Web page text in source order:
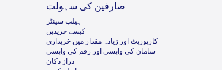
صارفین کی سہولت
ہیلپ سینٹر
کیسے خریدیں
کارپوریٹ اور زیادہ مقدار میں خریداری
سامان کی واپسی اور رقم کی واپسی
دراز دکان